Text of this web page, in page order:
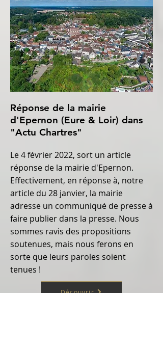
Réponse de la mairie
d'Epernon (Eure & Loir) dans
"Actu Chartres"
Le 4 février 2022, sort un article
réponse de la mairie d'Epernon.
Effectivement, en réponse à, notre
article du 28 janvier, la mairie
adresse un communiqué de presse à
faire publier dans la presse. Nous
sommes ravis des propositions
soutenues, mais nous ferons en
sorte que leurs paroles soient
tenues !
Découvrir